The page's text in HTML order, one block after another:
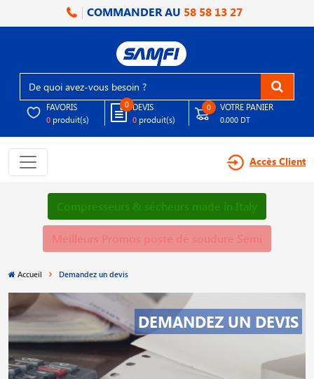
COMMANDER AU 58 58 13 27
FAVORIS
0 produit(s)
0 DEVIS
0 produit(s)
0 VOTRE PANIER
0.000 DT
Accès Client
Compresseurs & sécheurs made in Italy
Meilleurs Promos poste de soudure Semi
Accueil Demandez un devis
DEMANDEZ UN DEVIS